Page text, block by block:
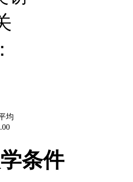
架借阅，因
国的学者也
东方学、法
籍最为齐备
珍本和孤本。
价值。
均
条件